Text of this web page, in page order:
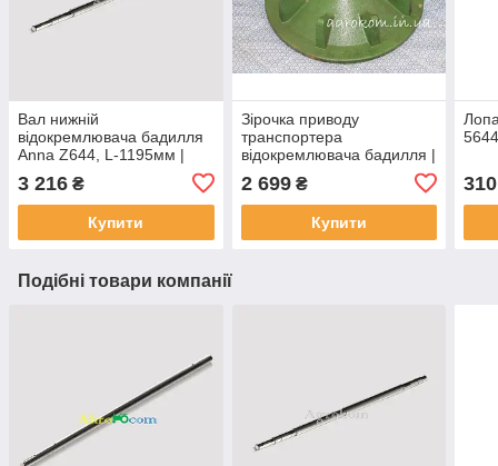
Вал нижній
відокремлювача бадилля
Anna Z644, L-1195мм |
564551001, 5645510010
ROLMUS
3 216 ₴
Купити
Зірочка приводу
транспортера
відокремлювача бадилля |
2 699₴
Купити
310
Подібні товари компанії